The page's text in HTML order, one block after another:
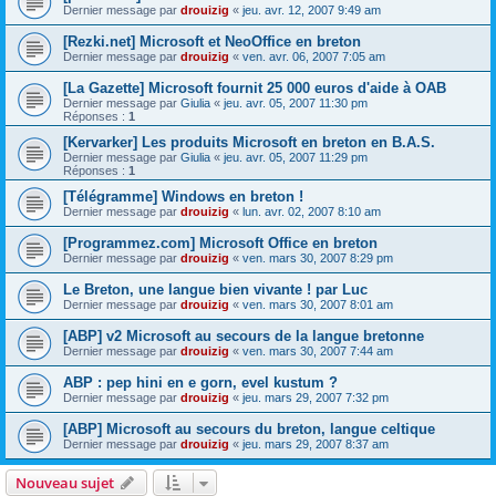
Dernier message par drouizig « jeu. avr. 12, 2007 9:49 am
[Rezki.net] Microsoft et NeoOffice en breton
Dernier message par drouizig « ven. avr. 06, 2007 7:05 am
[La Gazette] Microsoft fournit 25 000 euros d'aide à OAB
Dernier message par Giulia « jeu. avr. 05, 2007 11:30 pm
Réponses : 1
[Kervarker] Les produits Microsoft en breton en B.A.S.
Dernier message par Giulia « jeu. avr. 05, 2007 11:29 pm
Réponses : 1
[Télégramme] Windows en breton !
Dernier message par drouizig « lun. avr. 02, 2007 8:10 am
[Programmez.com] Microsoft Office en breton
Dernier message par drouizig « ven. mars 30, 2007 8:29 pm
Le Breton, une langue bien vivante ! par Luc
Dernier message par drouizig « ven. mars 30, 2007 8:01 am
[ABP] v2 Microsoft au secours de la langue bretonne
Dernier message par drouizig « ven. mars 30, 2007 7:44 am
ABP : pep hini en e gorn, evel kustum ?
Dernier message par drouizig « jeu. mars 29, 2007 7:32 pm
[ABP] Microsoft au secours du breton, langue celtique
Dernier message par drouizig « jeu. mars 29, 2007 8:37 am
Nouveau sujet